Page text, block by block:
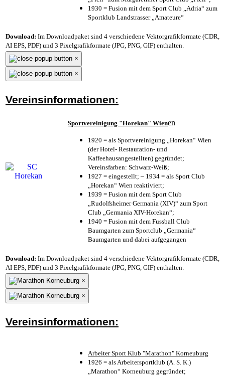
1930 = Fusion mit dem Sport Club „Adria“ zum
Sportklub Landstrasser „Amateure“
Download: Im Downloadpaket sind 4 verschiedene Vektorgrafikformate (CDR,
AI EPS, PDF) und 3 Pixelgrafikformate (JPG, PNG, GIF) enthalten.
×
×
Vereinsinformationen:
Sportvereinigung "Horekan" Wienen
1920 = als Sportvereinigung „Horekan“ Wien
(der Hotel- Restauration- und
Kaffeehausangestellten) gegründet;
Vereinsfarben: Schwarz-Weiß;
1927 = eingestellt; – 1934 = als Sport Club
„Horekan“ Wien reaktiviert;
1939 = Fusion mit dem Sport Club
„Rudolfsheimer Germania (XIV)“ zum Sport
Club „Germania XIV-Horekan“;
1940 = Fusion mit dem Fussball Club
Baumgarten zum Sportclub „Germania“
Baumgarten und dabei aufgegangen
Download: Im Downloadpaket sind 4 verschiedene Vektorgrafikformate (CDR,
AI EPS, PDF) und 3 Pixelgrafikformate (JPG, PNG, GIF) enthalten.
×
×
Vereinsinformationen:
Arbeiter Sport Klub "Marathon" Korneuburg
1926 = als Arbeitersportklub (A. S. K.)
„Marathon“ Korneuburg gegründet;